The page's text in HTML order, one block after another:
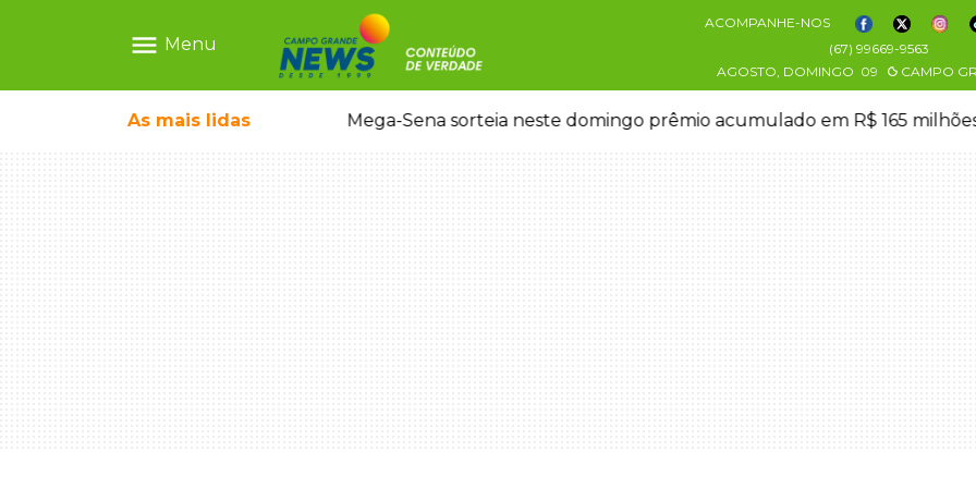
menu Menu
ACOMPANHE-NOS
(67) 99669-9563
AGOSTO, DOMINGO 09 CAMPO
As mais lidas
em sequestro de bebê na Capital Mega-Sena sorteia neste domingo prêmio acumulado em R$ 165